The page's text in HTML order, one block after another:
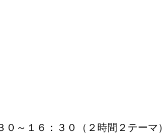
０～１６：３０（２時間２テーマ）